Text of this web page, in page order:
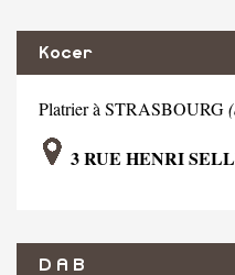
Kocer
Platrier à STRASBOURG
3 RUE HENRI
D A B